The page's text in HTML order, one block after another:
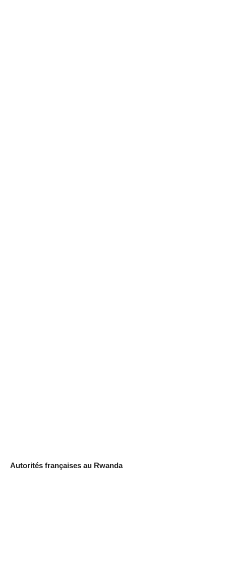
Autorités françaises au Rwanda